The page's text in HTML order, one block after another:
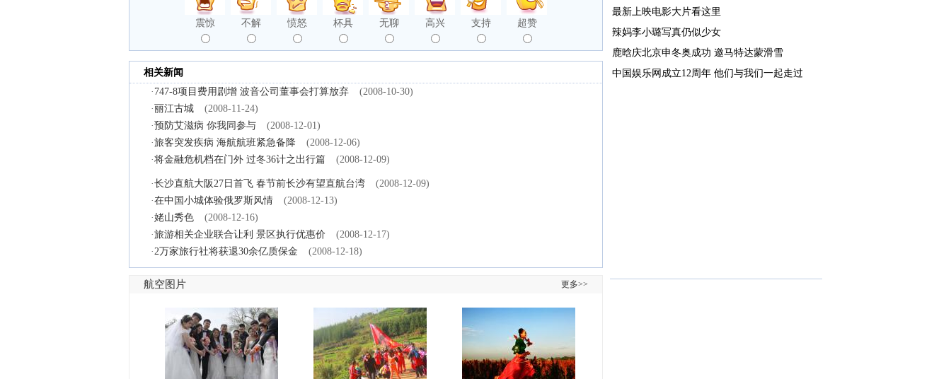
震惊 不解 愤怒 杯具 无聊 高兴 支持 超赞
相关新闻
· 747-8项目费用剧增 波音公司董事会打算放弃
(2008-10-30)
· 丽江古城
(2008-11-24)
·预防艾滋病 你我同参与
(2008-12-01)
·旅客突发疾病 海航航班紧急备降
(2008-12-06)
·将金融危机档在门外 过冬36计之出行篇 (2008-12-09)
·长沙直航大阪27日首飞 春节前长沙有望直航台湾
(2008-12-09)
·在中国小城体验俄罗斯风情
(2008-12-13)
·姥山秀色
(2008-12-16)
·旅游相关企业联合让利 景区执行优惠价
(2008-12-17)
·2万家旅行社将获退30余亿质保金 (2008-12-18)
航空图片 更多>>